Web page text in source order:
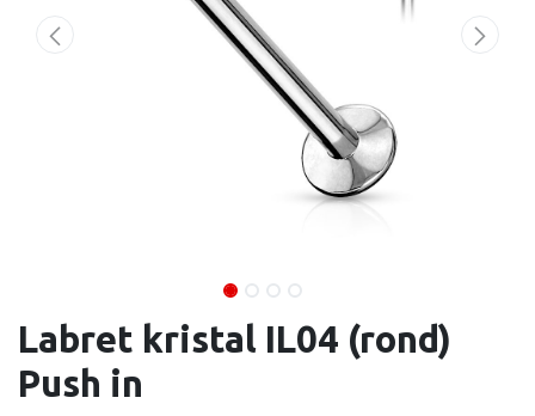
Labret kristal IL04 (rond)
Push in